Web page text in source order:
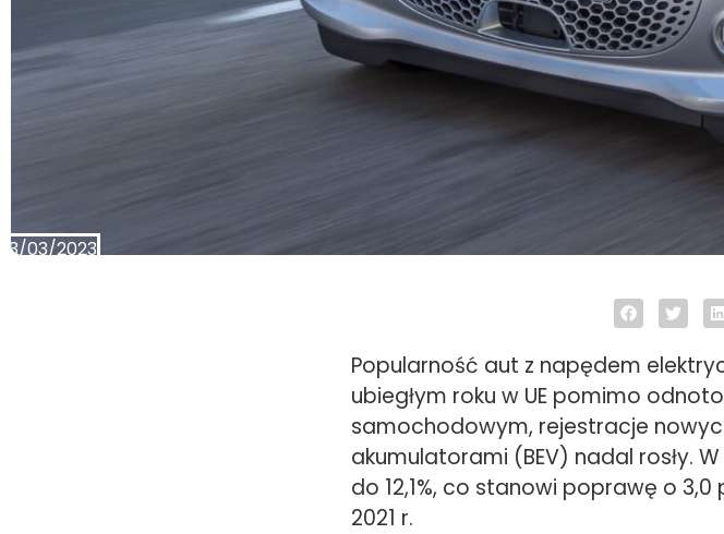
13/03/2023
Popularność aut z napędem
ubiegłym roku w UE pomimo
samochodowym, rejestracje
akumulatorami (BEV) nadal rosły. W
do 12,1%, co stanowi poprawę o
2021 r.